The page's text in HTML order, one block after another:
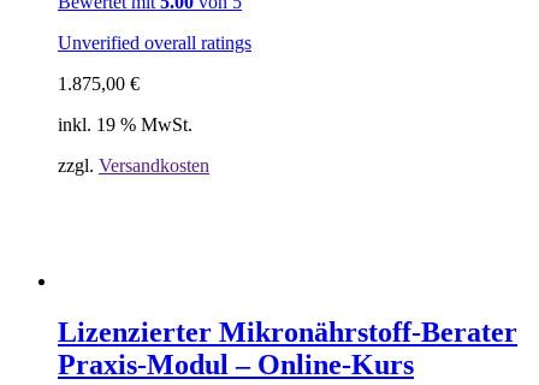
Unverified overall ratings
1.875,00 €
inkl. 19 % MwSt.
zzgl. Versandkosten
Lizenzierter Mikronährstoff-Berater
Praxis-Modul – Online-Kurs